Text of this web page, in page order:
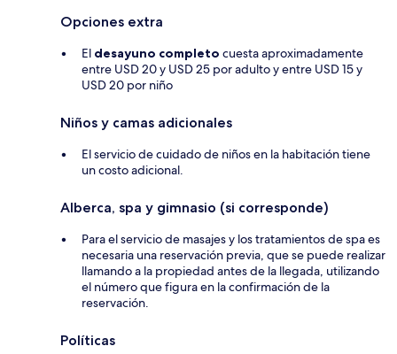
Opciones extra
El desayuno completo cuesta aproximadamente
entre USD 20 y USD 25 por adulto y entre USD 15 y
USD 20 por niño
Niños y camas adicionales
El servicio de cuidado de niños en la habitación tiene
un costo adicional.
Alberca, spa y gimnasio (si corresponde)
Para el servicio de masajes y los tratamientos de spa es
necesaria una reservación previa, que se puede realizar
llamando a la propiedad antes de la llegada, utilizando
el número que figura en la confirmación de la
reservación.
Políticas